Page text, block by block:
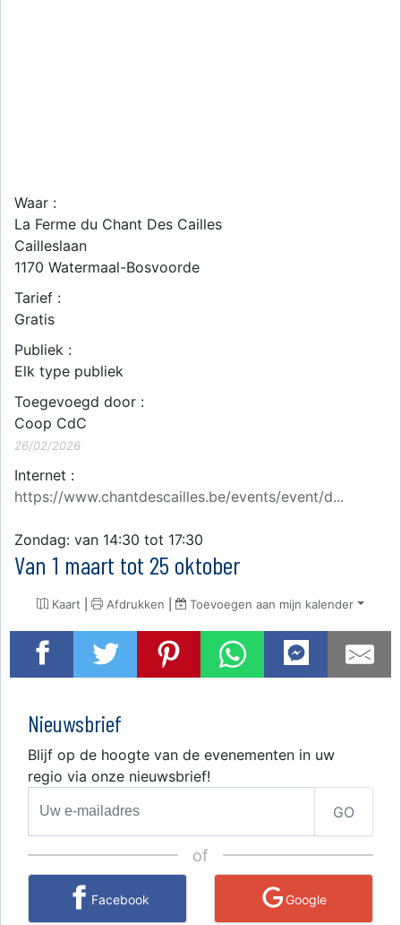
Waar :
La Ferme du Chant Des Cailles
Cailleslaan
1170 Watermaal-Bosvoorde
Tarief :
Gratis
Publiek :
Elk type publiek
Toegevoegd door :
Coop CdC
26/02/2026
Internet :
https://www.chantdescailles.be/events/event/d...
Zondag: van 14:30 tot 17:30
Van 1 maart tot 25 oktober
Kaart | Afdrukken | Toevoegen aan mijn kalender
Nieuwsbrief
Blijf op de hoogte van de evenementen in uw
regio via onze nieuwsbrief!
GO
of
Facebook Google